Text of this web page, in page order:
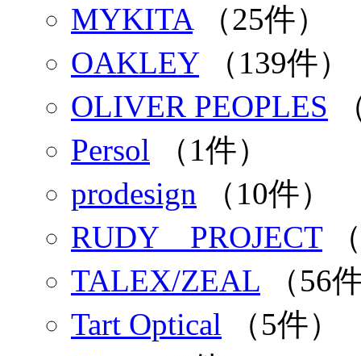
MYKITA（25件）
OAKLEY（139件）
OLIVER PEOPLES
Persol （1件）
prodesign （10件）
RUDY PROJECT
TALEX/ZEAL （56
Tart Optical （5件）